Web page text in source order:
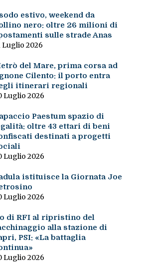
estivo, weekend da
nero: oltre 26 milioni di
sulle strade Anas
Luglio 2026
del Mare, prima corsa ad
Cilento: il porto entra
itinerari regionali
Luglio 2026
Paestum spazio di
oltre 43 ettari di beni
destinati a progetti
Luglio 2026
istituisce la Giornata Joe
Luglio 2026
di RFI al ripristino del
alla stazione di
PSI: «La battaglia
Luglio 2026